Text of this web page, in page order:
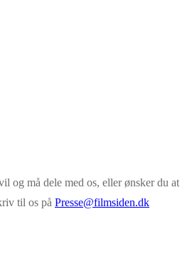
og må dele med os, eller ønsker du at
til os på Presse@filmsiden.dk